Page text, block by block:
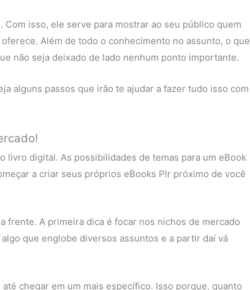
Com isso, ele serve para mostrar ao seu público quem
Além de todo o conhecimento no assunto, o que
não seja deixado de lado nenhum ponto importante.
alguns passos que irão te ajudar a fazer tudo isso com
livro digital. As possibilidades de temas para um eBook
a criar seus próprios eBooks Plr próximo de você
frente. A primeira dica é focar nos nichos de mercado
que englobe diversos assuntos e a partir daí vá
chegar em um mais específico. Isso porque, quanto